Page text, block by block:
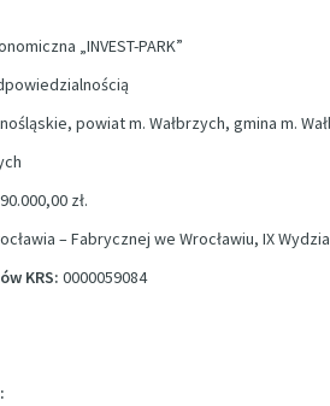
„INVEST-PARK”
powiat m. Wałbrzych, gmina m.
zł.
– Fabrycznej we Wrocławiu, IX
KRS: 0000059084